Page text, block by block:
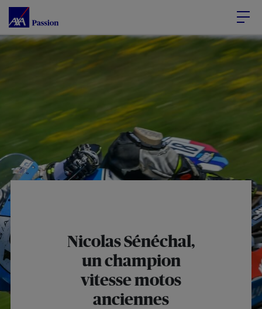
Accéder au Contenu
Nicolas Sénéchal,
un champion
vitesse motos
anciennes